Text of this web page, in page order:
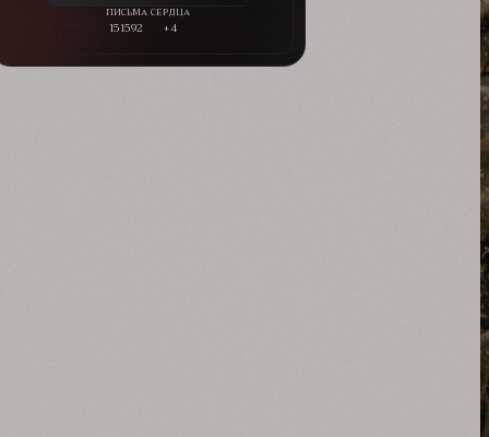
151592 +4